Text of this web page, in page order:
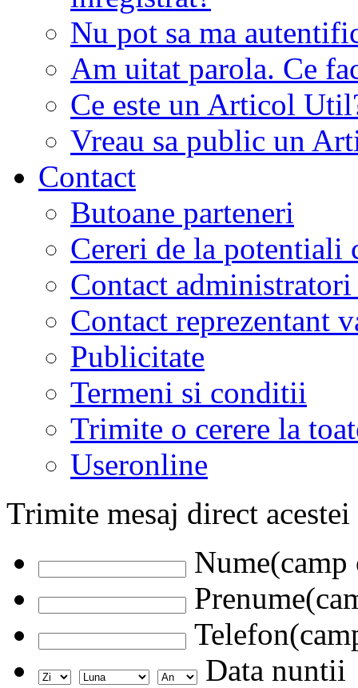
Nu pot sa ma
Am uitat parola. Ce
Ce este un Articol
Vreau sa public un
Contact
Butoane parteneri
Cereri de la potentiali
Contact
Contact reprezentant
Publicitate
Termeni si conditii
Trimite o cerere la
Useronline
Trimite mesaj direct
Data nuntii